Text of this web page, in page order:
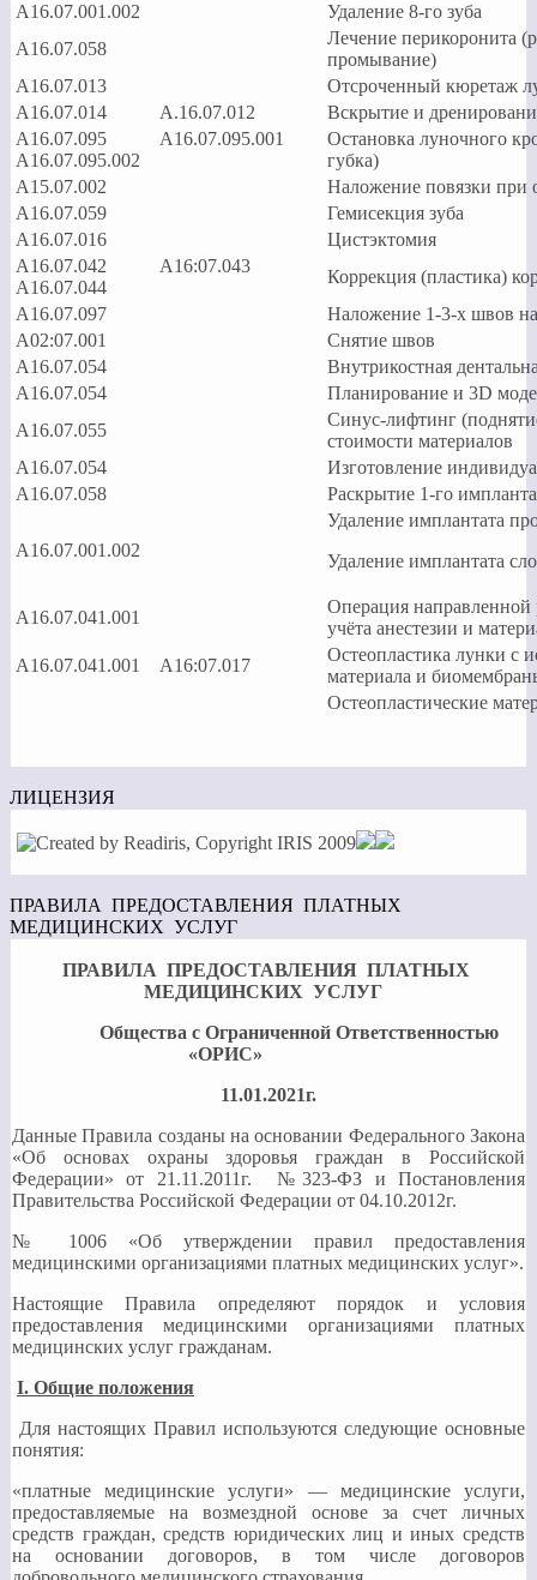
А16.07.001.002
Удаление 8-го зуба
А16.07.058
Лечение перикоронита
промывание)
А16.07.013
Отсроченный кюретаж
A16.07.014 А.16.07.012
Вскрытие и
А16.07.095 А16.07.095.001
А16.07.095.002
Остановка луночного
губка)
А15.07.002
Наложение повязки при
А16.07.059
Гемисекция зуба
A16.07.016
Цистэктомия
А16.07.042 А16:07.043
А16.07.044
Коррекция (пластика)
A16.07.097
Наложение 1-3-х швов
А02:07.001
Снятие швов
A16.07.054
Внутрикостная
A16.07.054
Планирование и 3D
A16.07.055
Синус-лифтинг
стоимости материалов
А16.07.054
Изготовление
А16.07.058
Раскрытие 1-го
А16.07.001.002
Удаление имплантата
Удаление имплантата
А16.07.041.001
Операция направленной
учёта анестезии и
А16.07.041.001 А16:07.017
Остеопластика лунки с
материала и
Остеопластические
ЛИЦЕНЗИЯ
ПРАВИЛА ПРЕДОСТАВЛЕНИЯ ПЛАТНЫХ
МЕДИЦИНСКИХ УСЛУГ
ПРАВИЛА ПРЕДОСТАВЛЕНИЯ ПЛАТНЫХ
МЕДИЦИНСКИХ УСЛУГ
Общества с Ограниченной Ответственностью
«ОРИС»
11.01.2021г.
Данные Правила созданы на основании Федерального Закона
«Об основах охраны здоровья граждан в Российской
Федерации» от 21.11.2011г. №323-ФЗ и Постановления
Правительства Российской Федерации от 04.10.2012г.
№ 1006 «Об утверждении правил предоставления
медицинскими организациями платных медицинских услуг».
Настоящие Правила определяют порядок и условия
предоставления медицинскими организациями платных
медицинских услуг гражданам.
I. Общие положения
Для настоящих Правил используются следующие основные
понятия:
«платные медицинские услуги» — медицинские услуги,
предоставляемые на возмездной основе за счет личных
средств граждан, средств юридических лиц и иных средств
на основании договоров, в том числе договоров